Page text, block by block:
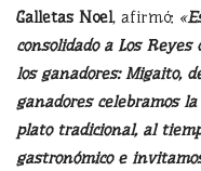
Galletas Noel, afirmó: «
consolidado a Los
los ganadores: Migaito,
ganadores celebramos
plato tradicional, al
gastronómico e